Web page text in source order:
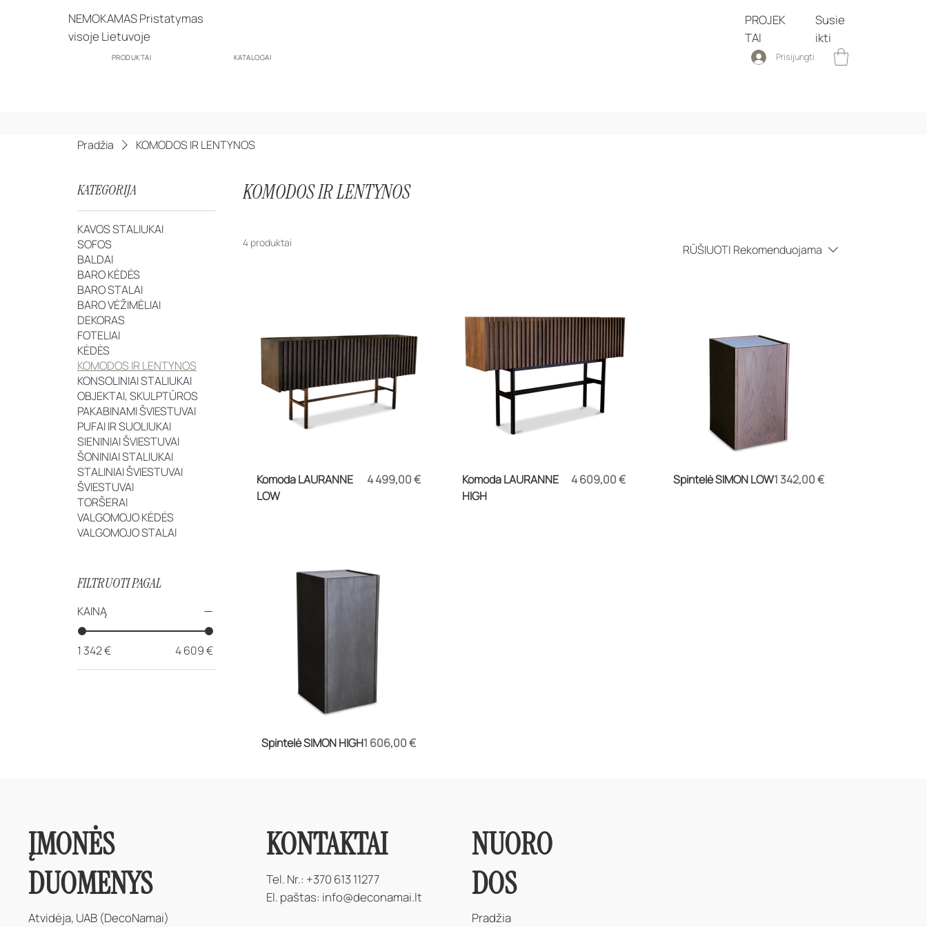
NEMOKAMAS Pristatymas
visoje Lietuvoje
PROJEK
TAI
Susie
ikti
PRODUKTAI KATALOGAI Prisijungti
Pradžia KOMODOS IR LENTYNOS
KATEGORIJA
KAVOS STALIUKAI
SOFOS
BALDAI
BARO KĖDĖS
BARO STALAI
BARO VĖŽIMĖLIAI
DEKORAS
FOTELIAI
KĖDĖS
KOMODOS IR LENTYNOS
KONSOLINIAI STALIUKAI
OBJEKTAI, SKULPTŪROS
PAKABINAMI ŠVIESTUVAI
PUFAI IR SUOLIUKAI
SIENINIAI ŠVIESTUVAI
ŠONINIAI STALIUKAI
STALINIAI ŠVIESTUVAI
ŠVIESTUVAI
TORŠERAI
VALGOMOJO KĖDĖS
VALGOMOJO STALAI
FILTRUOTI PAGAL
KAINĄ
1 342 € 4 609 €
KOMODOS IR LENTYNOS
4 produktai RŪŠIUOTI Rekomenduojama
Komoda LAURANNE
LOW
Kaina
4 499,00 €
Komoda LAURANNE
HIGH
Kaina
4 609,00 € Spintelė SIMON LOWKaina
1 342,00 €
Spintelė SIMON HIGHKaina
1 606,00 €
ĮMONĖS
DUOMENYS
Atvidėja, UAB (DecoNamai)
KONTAKTAI
Tel. Nr.: +370 613 11277
El. paštas: info@deconamai.lt
NUORO
DOS
Pradžia